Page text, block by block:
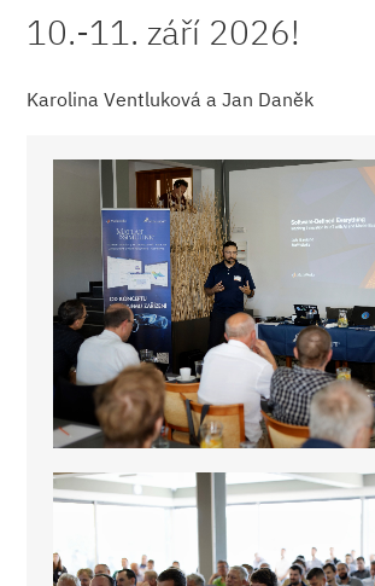
10.-11. září 2026!
Karolina Ventluková a Jan Daněk